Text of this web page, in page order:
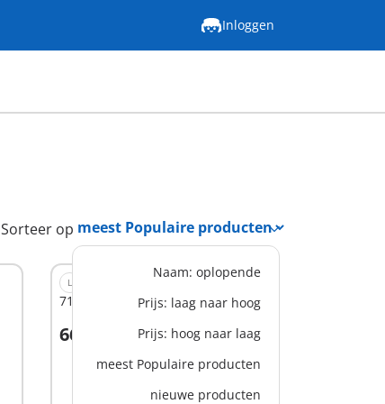
Inloggen
Sorteer op
Naam: oplopende
Prijs: laag naar hoog
Prijs: hoog naar laag
meest Populaire producten
nieuwe producten
L
71441 - Gezellig woonwagencafé
66,99 €